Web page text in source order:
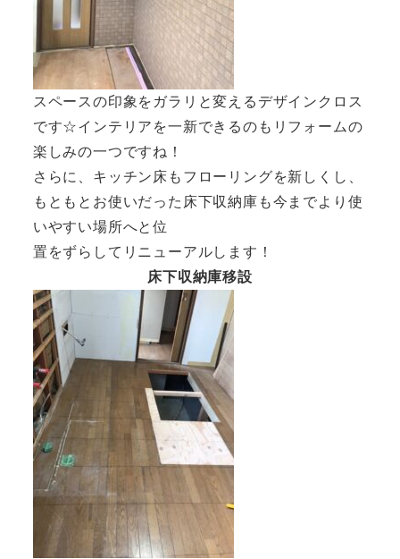
スペースの印象をガラリと変えるデザインクロス
です☆インテリアを一新できるのもリフォームの
楽しみの一つですね！
さらに、キッチン床もフローリングを新しくし、
もともとお使いだった床下収納庫も今までより使
いやすい場所へと位
置をずらしてリニューアルします！
床下収納庫移設